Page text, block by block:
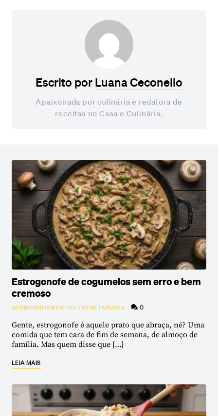
Escrito por Luana Ceconello
Apaixonada por culinária e redatora de
receitas no Casa e Culinária.
Estrogonofe de cogumelos sem erro e bem
cremoso
ACOMPANHAMENTOS /VEGETARIANA 0
Gente, estrogonofe é aquele prato que abraça, né? Uma
comida que tem cara de fim de semana, de almoço de
família. Mas quem disse que […]
LEIA MAIS